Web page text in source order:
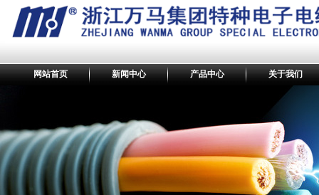
网站首页 新闻中心 产品中心 关于我们